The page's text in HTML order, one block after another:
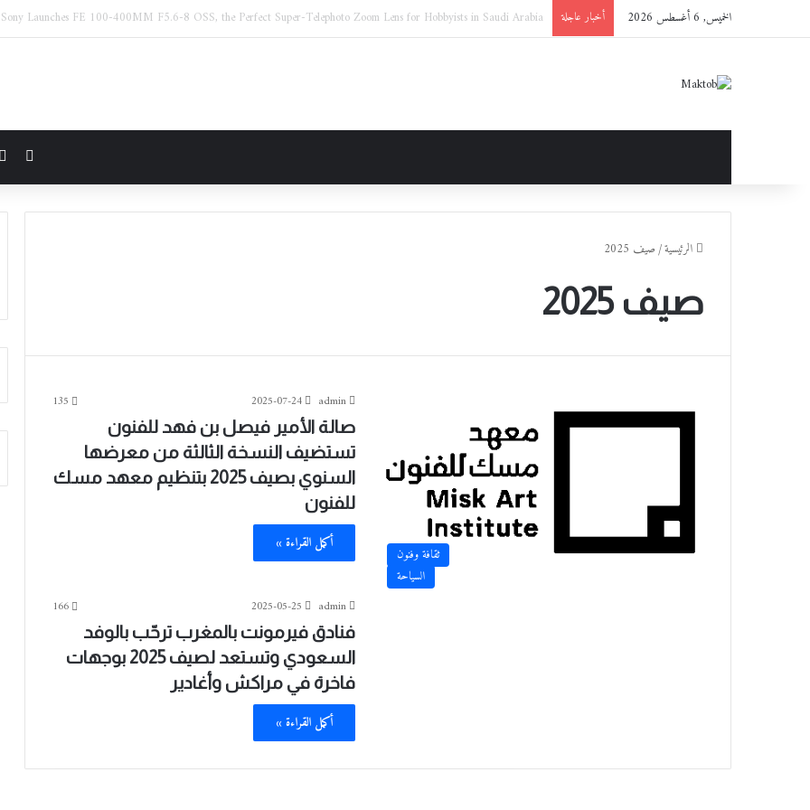
الخميس, 6 أغسطس 2026 أخبار عاجلة سوني تطلق عدسة FE فائقة التقريب مقاس 100-400 مم ببعد بؤري 5.6-8 مع نظام تثبيت بصري في المملكة العربية السعودية
الرئيسية/صيف 2025
صيف 2025
ثقافة وفنون
admin
2025-07-24
135
صالة الأمير فيصل بن فهد للفنون
تستضيف النسخة الثالثة من معرضها
السنوي بصيف 2025 بتنظيم معهد مسك
للفنون
أكمل القراءة »
السياحة
admin
2025-05-25
166
فنادق فيرمونت بالمغرب ترحّب بالوفد
السعودي وتستعد لصيف 2025 بوجهات
فاخرة في مراكش وأغادير
أكمل القراءة »